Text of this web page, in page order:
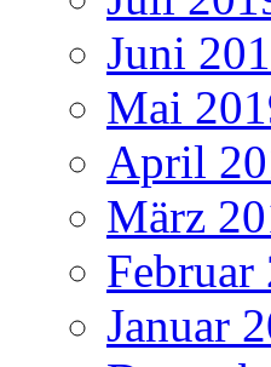
Juni
Mai
April
März
Februar
Januar